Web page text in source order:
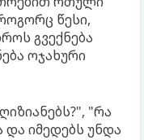
წესი,
გვექნება
ოჯახური
"რა
და იმედებს უნდა